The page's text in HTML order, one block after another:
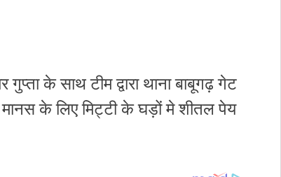
के साथ टीम द्वारा थाना बाबूगढ़ गेट
के लिए मिट्टी के घड़ों मे शीतल पेय